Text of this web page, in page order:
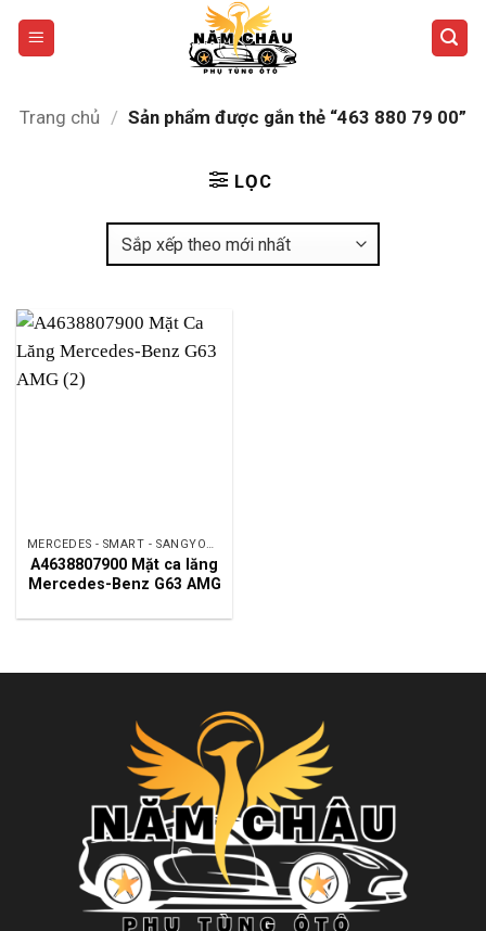
qua
Trang chủ / Sản phẩm được gắn thẻ “463 880 79 00”
LỌC
MERCEDES - SMART - SANGYONG
A4638807900 Mặt ca lăng
Mercedes-Benz G63 AMG